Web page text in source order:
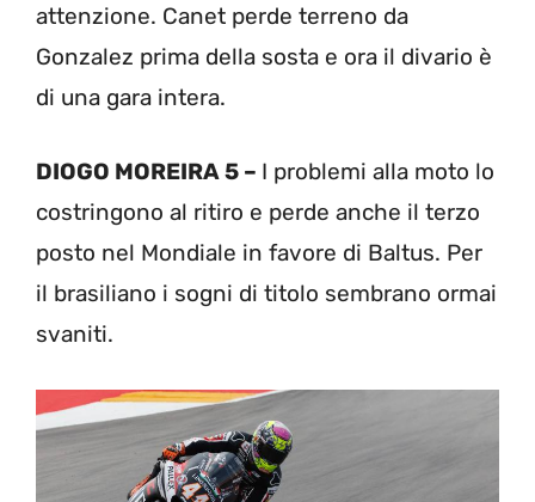
attenzione. Canet perde terreno da
Gonzalez prima della sosta e ora il divario è
di una gara intera.
DIOGO MOREIRA 5 – I problemi alla moto lo
costringono al ritiro e perde anche il terzo
posto nel Mondiale in favore di Baltus. Per
il brasiliano i sogni di titolo sembrano ormai
svaniti.